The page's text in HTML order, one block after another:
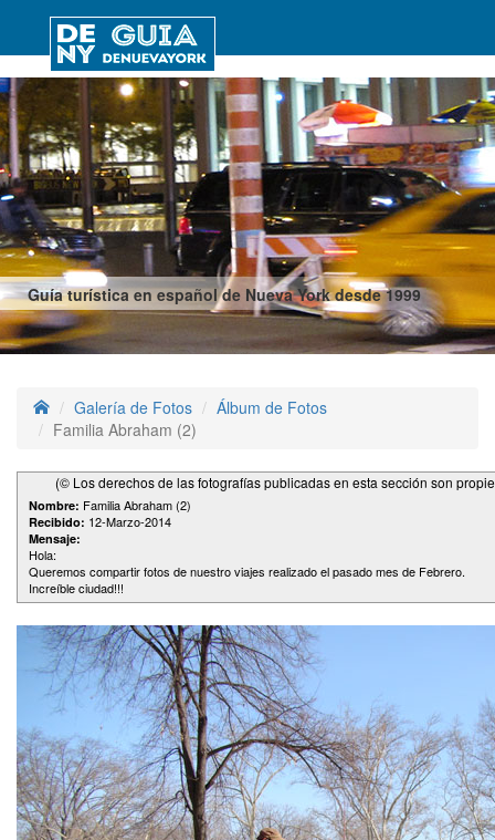
Guía turística en español de Nueva York desde 1999
Galería de Fotos
Álbum de Fotos
Familia Abraham (2)
(© Los derechos de las fotografías publicadas en esta sección son
Nombre: Familia Abraham (2)
Recibido: 12-Marzo-2014
Mensaje:
Hola:
Queremos compartir fotos de nuestro viajes realizado el pasado mes de Febrero.
Increíble ciudad!!!